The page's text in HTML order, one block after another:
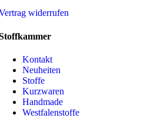
widerrufen
Kontakt
Neuheiten
Stoffe
Kurzwaren
Handmade
Westfalenstoffe